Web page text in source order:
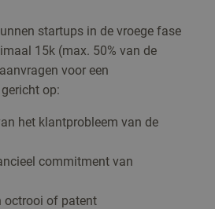
startups in de vroege fase
15k (max. 50% van de
voor een
op:
het klantprobleem van de
commitment van
octrooi of patent